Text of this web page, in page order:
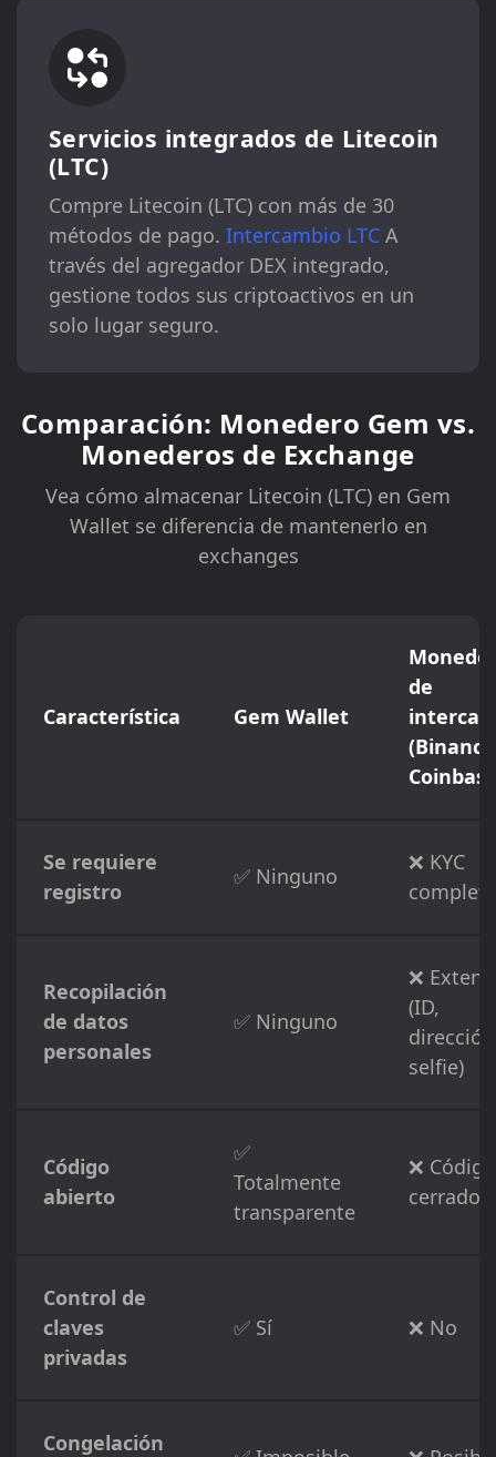
Servicios integrados de Litecoin
(LTC)
Compre Litecoin (LTC) con más de 30
métodos de pago. Intercambio LTCA
través del agregador DEX integrado,
gestione todos sus criptoactivos en un
solo lugar seguro.
Comparación: Monedero Gem vs.
Monederos de Exchange
Vea cómo almacenar Litecoin (LTC) en Gem
Wallet se diferencia de mantenerlo en
exchanges
Característica Gem Wallet
de
Se requiere
registro
✅ Ninguno
❌ KYC
Recopilación
de datos
personales
✅ Ninguno
❌
(ID,
selfie)
Código
abierto
✅
Totalmente
transparente
❌ Código
cerrado
Control de
claves
privadas
✅ Sí ❌ No
Congelación